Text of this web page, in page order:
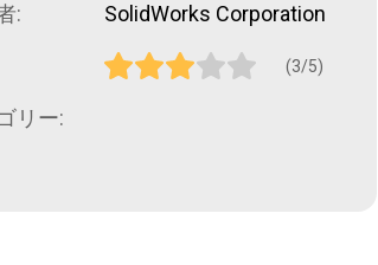
: SolidWorks Corporation
(3/5)
リー: